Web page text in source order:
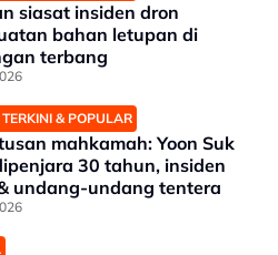
siasat insiden dron
bahan letupan di
terbang
& POPULAR
mahkamah: Yoon Suk
30 tahun, insiden
undang-undang tentera